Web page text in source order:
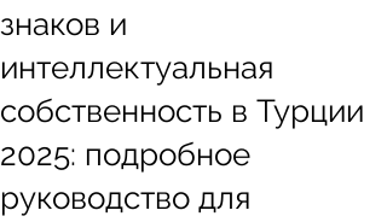
знаков и
интеллектуальная
собственность в Турции
2025: подробное
руководство для